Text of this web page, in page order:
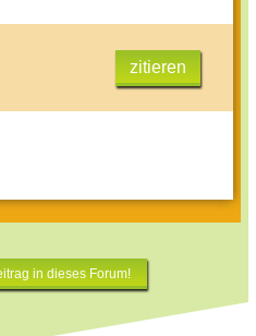
zitieren
in dieses Forum!